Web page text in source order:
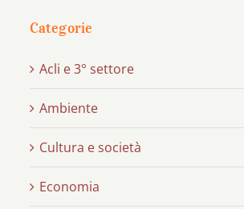
Categorie
Acli e 3° settore
Ambiente
Cultura e società
Economia